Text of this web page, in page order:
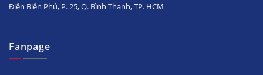
Điện Biên Phủ, P. 25, Q. Bình Thạnh, TP. HCM
Fanpage